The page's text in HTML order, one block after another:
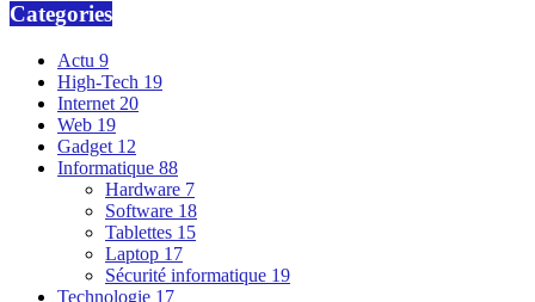
Categories
Actu 9
High-Tech 19
Internet 20
Web 19
Gadget 12
Informatique 88
Hardware 7
Software 18
Tablettes 15
Laptop 17
Sécurité informatique 19
Technologie 17